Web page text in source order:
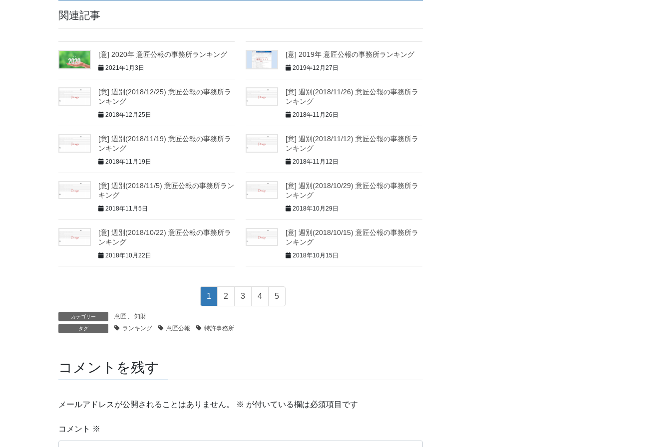
関連記事
[意] 2020年 意匠公報の事務所ランキング
2021年1月3日
[意] 2019年 意匠公報の事務所ランキング
2019年12月27日
[意] 週別(2018/12/25) 意匠公報の事務所ラ
ンキング
2018年12月25日
[意] 週別(2018/11/26) 意匠公報の事務所ラ
ンキング
2018年11月26日
[意] 週別(2018/11/19) 意匠公報の事務所ラ
ンキング
2018年11月19日
[意] 週別(2018/11/12) 意匠公報の事務所ラ
ンキング
2018年11月12日
[意] 週別(2018/11/5) 意匠公報の事務所ラン
キング
2018年11月5日
[意] 週別(2018/10/29) 意匠公報の事務所ラ
ンキング
2018年10月29日
[意] 週別(2018/10/22) 意匠公報の事務所ラ
ンキング
2018年10月22日
[意] 週別(2018/10/15) 意匠公報の事務所ラ
ンキング
2018年10月15日
1 2 3 4 5
カテゴリー 意匠 、 知財
タグ ランキング 意匠公報 特許事務所
コメントを残す
メールアドレスが公開されることはありません。 ※ が付いている欄は必須項目です
コメント ※